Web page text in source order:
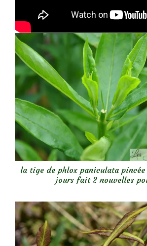
la tige de phlox paniculata
jours fait 2 nouvelles